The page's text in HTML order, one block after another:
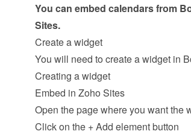
You can embed calendars from
Sites.
Create a widget
Creating a widget
Embed in Zoho Sites
Open the page where you want the
Click on the + Add element button